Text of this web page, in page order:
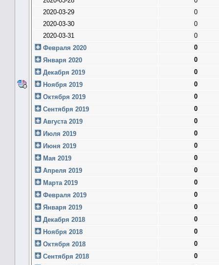
2020-03-29
0
2020-03-30
0
2020-03-31
0
Февраля 2020
0
Января 2020
0
Декабря 2019
0
Ноября 2019
0
Октября 2019
0
Сентября 2019
0
Августа 2019
0
Июля 2019
0
Июня 2019
0
Мая 2019
0
Апреля 2019
0
Марта 2019
0
Февраля 2019
0
Января 2019
0
Декабря 2018
0
Ноября 2018
0
Октября 2018
0
Сентября 2018
0